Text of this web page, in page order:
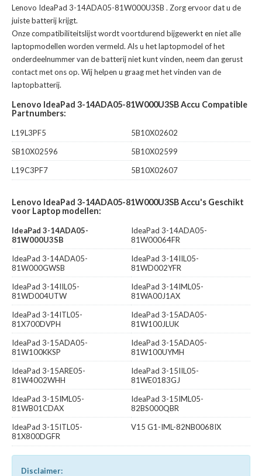
Lenovo IdeaPad 3-14ADA05-81W000U3SB . Zorg ervoor dat u de
juiste batterij krijgt.
Onze compatibiliteitslijst wordt voortdurend bijgewerkt en niet alle
laptopmodellen worden vermeld. Als u het laptopmodel of het
onderdeelnummer van de batterij niet kunt vinden, neem dan gerust
contact met ons op. Wij helpen u graag met het vinden van de
laptopbatterij.
Lenovo IdeaPad 3-14ADA05-81W000U3SB Accu Compatible
Partnumbers:
L19L3PF5
5B10X02602
SB10X02596
5B10X02599
L19C3PF7
5B10X02607
Lenovo IdeaPad 3-14ADA05-81W000U3SB Accu's Geschikt
voor Laptop modellen:
IdeaPad 3-14ADA05-
81W000U3SB
IdeaPad 3-14ADA05-
81W00064FR
IdeaPad 3-14ADA05-
81W000GWSB
IdeaPad 3-14IIL05-
81WD002YFR
IdeaPad 3-14IIL05-
81WD004UTW
IdeaPad 3-14IML05-
81WA00J1AX
IdeaPad 3-14ITL05-
81X700DVPH
IdeaPad 3-15ADA05-
81W100JLUK
IdeaPad 3-15ADA05-
81W100KKSP
IdeaPad 3-15ADA05-
81W100UYMH
IdeaPad 3-15ARE05-
81W4002WHH
IdeaPad 3-15IIL05-
81WE0183GJ
IdeaPad 3-15IML05-
81WB01CDAX
IdeaPad 3-15IML05-
82BS000QBR
IdeaPad 3-15ITL05-
81X800DGFR
V15 G1-IML-82NB0068IX
Disclaimer: